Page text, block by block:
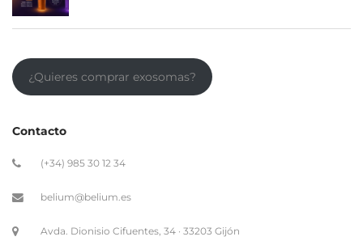
¿Quieres comprar exosomas?
Contacto
(+34) 985 30 12 34
belium@belium.es
Avda. Dionisio Cifuentes, 34 · 33203 Gijón